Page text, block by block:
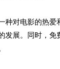
种对电影的热
发展。同时，